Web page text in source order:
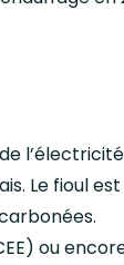
Le fioul
ou